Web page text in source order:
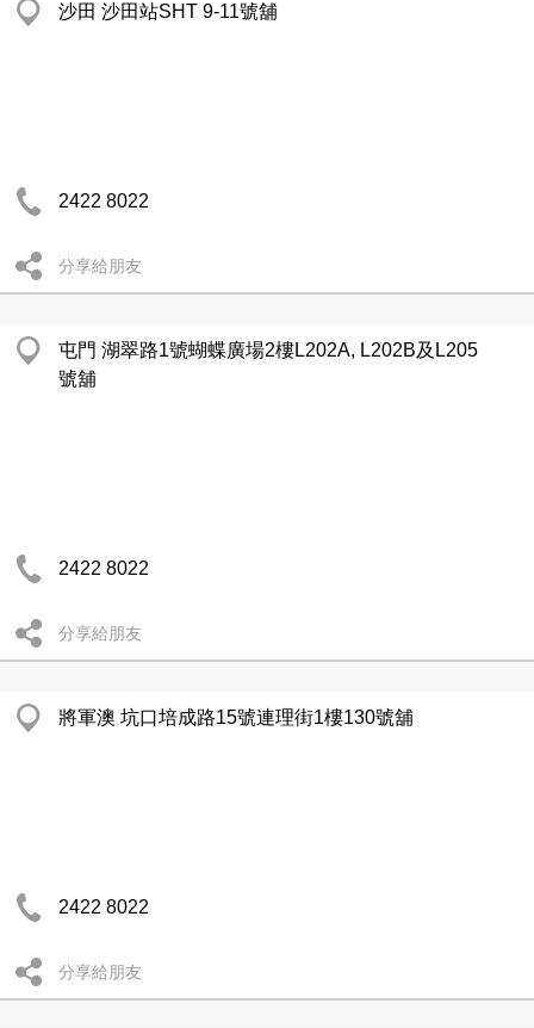
沙田 沙田站SHT 9-11號舖
2422 8022
分享給朋友
屯門 湖翠路1號蝴蝶廣場2樓L202A, L202B及L205
號舖
2422 8022
分享給朋友
將軍澳 坑口培成路15號連理街1樓130號舖
2422 8022
分享給朋友